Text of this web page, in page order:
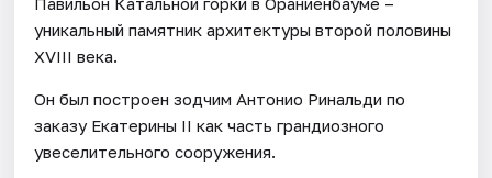
уникальный памятник архитектуры второй половины
XVIII века.
Он был построен зодчим Антонио Ринальди по
заказу Екатерины II как часть грандиозного
увеселительного сооружения.